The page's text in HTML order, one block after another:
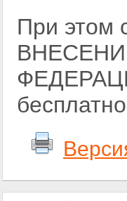
При этом